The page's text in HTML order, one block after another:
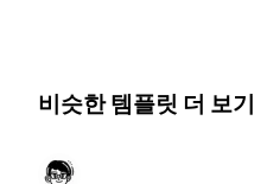
비슷한 템플릿 더 보기